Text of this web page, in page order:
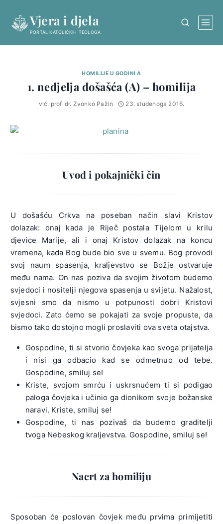
content
Vjera i djela
PORTAL KATOLIČKIH TEOLOGA
HOMILIJE U GODINI A
1. nedjelja došašća (A) – homilija
vlč. prof. dr. Zvonko Pažin 23. studenoga 2016.
Uvod i pokajnički čin
U došašću Crkva na poseban način slavi Kristov
dolazak: onaj kada je Riječ postala Tijelom u krilu
djevice Marije, ali i onaj Kristov dolazak na koncu
vremena, kada Bog bude bio sve u svemu. Bog provodi
svoj naum spasenja, kraljevstvo se Božje ostvaruje
među nama. On nas poziva da svojim životom budemo
svjedoci i nositelji njegova spasenja u svijetu. Nažalost,
svjesni smo da nismo u potpunosti dobri Kristovi
svjedoci. Zato ćemo se pokajati za svoje propuste, da
bismo tako dostojno mogli proslaviti ova sveta otajstva.
Gospodine, ti si stvorio čovjeka kao svoga prijatelja
i nisi ga odbacio kad se odmetnuo od tebe.
Gospodine, smiluj se!
Kriste, svojom smrću i uskrsnućem ti si podigao
paloga čovjeka i učinio ga dionikom svoje božanske
naravi. Kriste, smiluj se!
Gospodine, ti nas pozivaš da budemo graditelji
tvoga Nebeskog kraljevstva. Gospodine, smiluj se!
Nacrt za homiliju
Sposoban će poslovan čovjek među prvima primijetiti